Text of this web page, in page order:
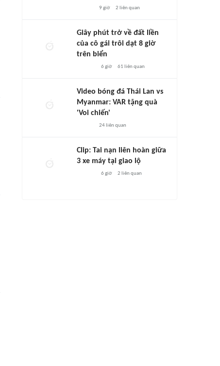
9 giờ 2 liên quan
Giây phút trở về đất liền
của cô gái trôi dạt 8 giờ
trên biển
6 giờ 61 liên quan
Video bóng đá Thái Lan vs
Myanmar: VAR tặng quà
'Voi chiến'
24liên quan
Clip: Tai nạn liên hoàn giữa
3 xe máy tại giao lộ
6 giờ 2 liên quan